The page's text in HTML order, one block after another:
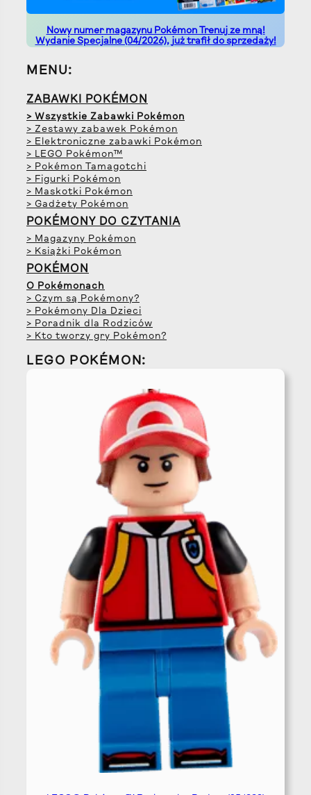
Nowy numer magazynu Pokémon Trenuj ze mną!
Wydanie Specjalne (04/2026), już trafił do sprzedaży!
MENU:
ZABAWKI POKÉMON
> Wszystkie Zabawki Pokémon
> Zestawy zabawek Pokémon
> Elektroniczne zabawki Pokémon
> LEGO Pokémon™
> Pokémon Tamagotchi
> Figurki Pokémon
> Maskotki Pokémon
> Gadżety Pokémon
POKÉMONY DO CZYTANIA
> Magazyny Pokémon
> Książki Pokémon
POKÉMON
O Pokémonach
> Czym są Pokémony?
> Pokémony Dla Dzieci
> Poradnik dla Rodziców
> Kto tworzy gry Pokémon?
LEGO POKÉMON: